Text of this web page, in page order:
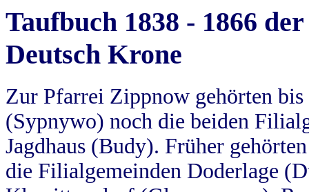
Taufbuch 1838 - 1866
Deutsch Krone
Zur Pfarrei Zippnow gehörten
(Sypnywo) noch die beiden
Jagdhaus (Budy). Früher
die Filialgemeinden Doderlage